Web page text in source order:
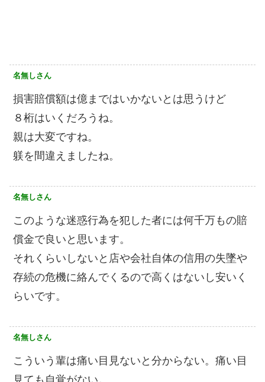
名無しさん
損害賠償額は億まではいかないとは思うけど
８桁はいくだろうね。
親は大変ですね。
躾を間違えましたね。
名無しさん
このような迷惑行為を犯した者には何千万もの賠
償金で良いと思います。
それくらいしないと店や会社自体の信用の失墜や
存続の危機に絡んでくるので高くはないし安いく
らいです。
名無しさん
こういう輩は痛い目見ないと分からない。痛い目